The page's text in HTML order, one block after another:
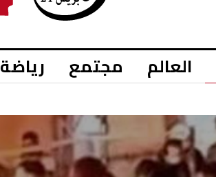
العالم مجتمع رياضة